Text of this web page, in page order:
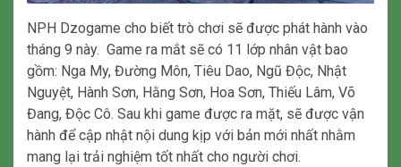
NPH Dzogame cho biết trò chơi sẽ được phát hành vào
tháng 9 này. Game ra mắt sẽ có 11 lớp nhân vật bao
gồm: Nga My, Đường Môn, Tiêu Dao, Ngũ Độc, Nhật
Nguyệt, Hành Sơn, Hằng Sơn, Hoa Sơn, Thiếu Lâm, Võ
Đang, Độc Cô. Sau khi game được ra mặt, sẽ được vận
hành để cập nhật nội dung kịp với bản mới nhất nhằm
mang lại trải nghiệm tốt nhất cho người chơi.